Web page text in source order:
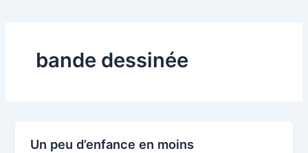
bande dessinée
Un peu d’enfance en moins